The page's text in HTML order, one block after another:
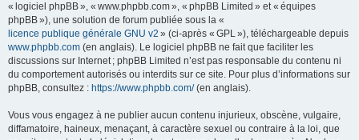
« logiciel phpBB », « www.phpbb.com », « phpBB Limited » et « équipes
phpBB »), une solution de forum publiée sous la «
licence publique générale GNU v2 » (ci-après « GPL »), téléchargeable depuis
www.phpbb.com (en anglais). Le logiciel phpBB ne fait que faciliter les
discussions sur Internet ; phpBB Limited n’est pas responsable du contenu ni
du comportement autorisés ou interdits sur ce site. Pour plus d’informations sur
phpBB, consultez : https://www.phpbb.com/(en anglais).
Vous vous engagez à ne publier aucun contenu injurieux, obscène, vulgaire,
diffamatoire, haineux, menaçant, à caractère sexuel ou contraire à la loi, que